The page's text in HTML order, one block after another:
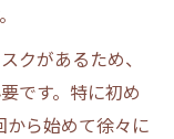
クがあるため、
です。特に初め
から始めて徐々に